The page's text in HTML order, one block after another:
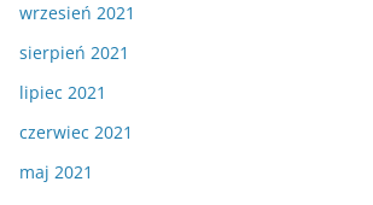
wrzesień 2021
sierpień 2021
lipiec 2021
czerwiec 2021
maj 2021